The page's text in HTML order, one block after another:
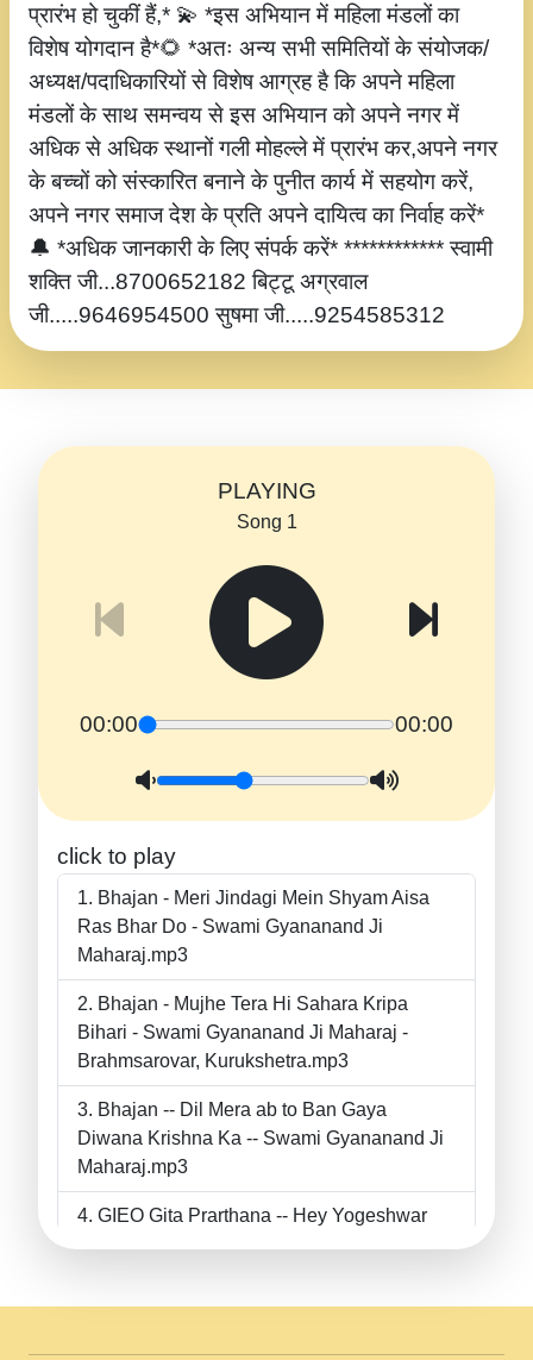
प्रारंभ हो चुकीं हैं,* 💫 *इस अभियान में महिला मंडलों का
विशेष योगदान है*🌻 *अतः अन्य सभी समितियों के संयोजक/
अध्यक्ष/पदाधिकारियों से विशेष आग्रह है कि अपने महिला
मंडलों के साथ समन्वय से इस अभियान को अपने नगर में
अधिक से अधिक स्थानों गली मोहल्ले में प्रारंभ कर,अपने नगर
के बच्चों को संस्कारित बनाने के पुनीत कार्य में सहयोग करें,
अपने नगर समाज देश के प्रति अपने दायित्व का निर्वाह करें*
🔔 *अधिक जानकारी के लिए संपर्क करें* ************ स्वामी
शक्ति जी...8700652182 बिट्टू अग्रवाल
जी.....9646954500 सुषमा जी.....9254585312
PLAYING
Song 1
00:00 00:00
click to play
Bhajan - Meri Jindagi Mein Shyam Aisa
Ras Bhar Do - Swami Gyananand Ji
Maharaj.mp3
Bhajan - Mujhe Tera Hi Sahara Kripa
Bihari - Swami Gyananand Ji Maharaj -
Brahmsarovar, Kurukshetra.mp3
Bhajan -- Dil Mera ab to Ban Gaya
Diwana Krishna Ka -- Swami Gyananand Ji
Maharaj.mp3
GIEO Gita Prarthana -- Hey Yogeshwar
II Swami Gyananand Ji Maharaj.mp3